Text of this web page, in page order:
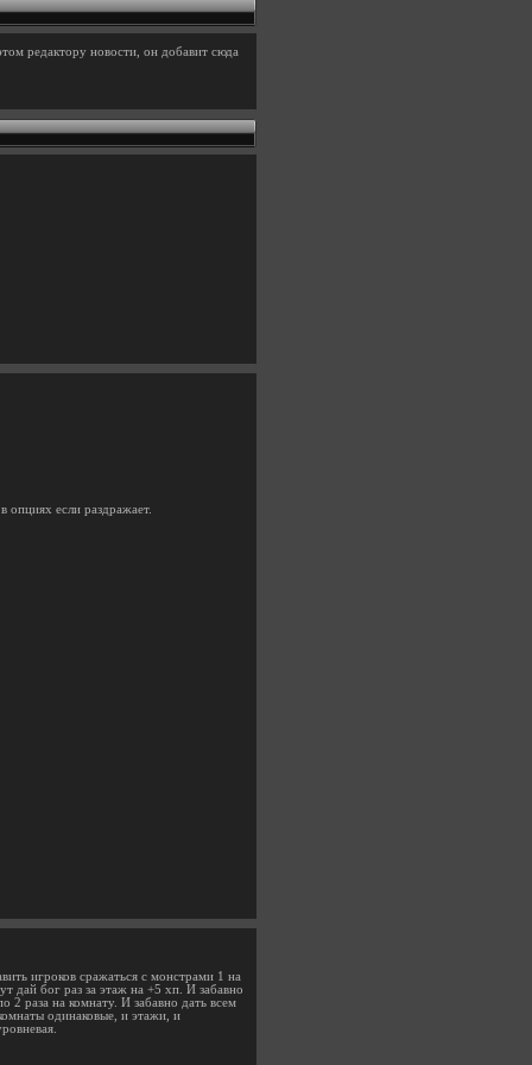
редактору новости, он добавит сюда
если раздражает.
игроков сражаться с монстрами 1 на
дай бог раз за этаж на +5 хп. И забавно
2 раза на комнату. И забавно дать всем
одинаковые, и этажи, и